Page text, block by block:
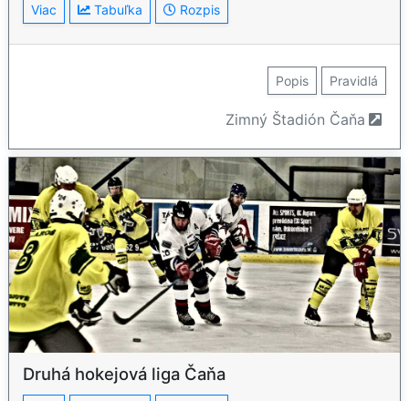
Viac Tabuľka Rozpis
Popis Pravidlá
Zimný Štadión Čaňa
Druhá hokejová liga Čaňa